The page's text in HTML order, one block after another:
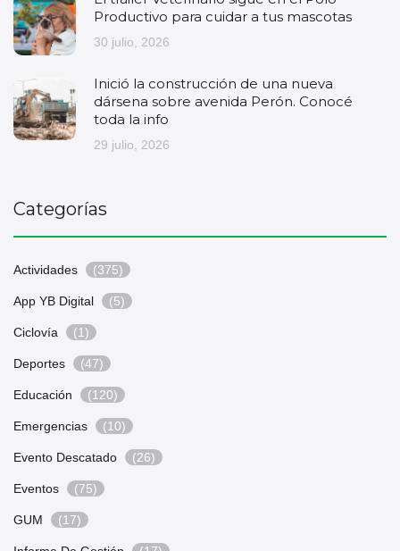
Productivo para cuidar a tus mascotas
30 julio, 2026
Inició la construcción de una nueva
dársena sobre avenida Perón. Conocé
toda la info
29 julio, 2026
Categorías
Actividades (375)
App YB Digital (5)
Ciclovía (1)
Deportes (47)
Educación (120)
Emergencias (10)
Evento Descatado (26)
Eventos (75)
GUM (17)